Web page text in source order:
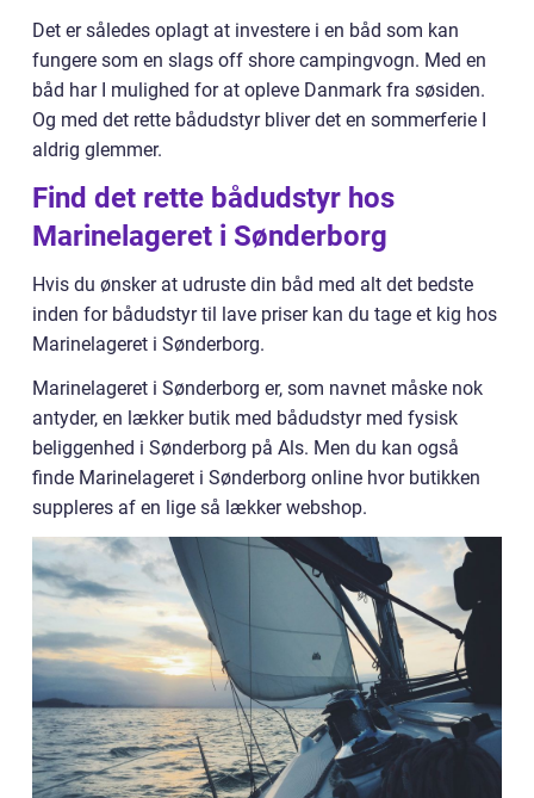
Det er således oplagt at investere i en båd som kan
fungere som en slags off shore campingvogn. Med en
båd har I mulighed for at opleve Danmark fra søsiden.
Og med det rette bådudstyr bliver det en sommerferie I
aldrig glemmer.
Find det rette bådudstyr hos
Marinelageret i Sønderborg
Hvis du ønsker at udruste din båd med alt det bedste
inden for bådudstyr til lave priser kan du tage et kig hos
Marinelageret i Sønderborg.
Marinelageret i Sønderborg er, som navnet måske nok
antyder, en lækker butik med bådudstyr med fysisk
beliggenhed i Sønderborg på Als. Men du kan også
finde Marinelageret i Sønderborg online hvor butikken
suppleres af en lige så lækker webshop.